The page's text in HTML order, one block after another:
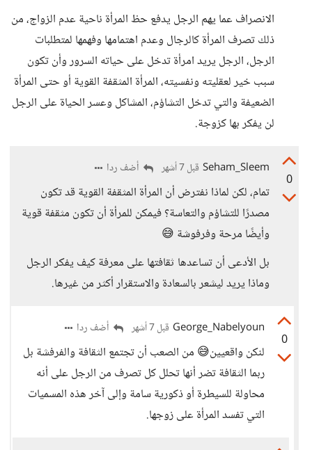
الانصراف عما يهم الرجل يدفع حظ المرأة ناحية عدم الزواج، من
ذلك تصرف المرأة كالرجال وعدم اهتمامها وفهمها لمتطلبات
الرجل، الرجل يريد امرأة تدخل على حياته السرور وأن تكون
سبب خير لعقليته ونفسيته، المرأة المثقفة القوية أو حتى المرأة
الضعيفة والتي تدخل التشاؤم، المشاكل وعسر الحياة على الرجل
لن يفكر بها كزوجة.
0
Seham_Sleem قبل 7 أشهر أضف ردا
تمام، لكن لماذا نفترض أن المرأة المثقفة القوية قد تكون
مصدرًا للتشاؤم والتعاسة؟ فيمكن للمرأة أن تكون مثقفة قوية
وأيضًا مرحة وفرفوشة 😅
بل الأدعى أن تساعدها ثقافتها على معرفة كيف يفكر الرجل
وماذا يريد ليشعر بالسعادة والاستقرار أكثر من غيرها.
0
George_Nabelyoun قبل 7 أشهر أضف ردا
لنكن واقعيين😅 من الصعب أن تجتمع الثقافة والفرفشة بل
ربما الثقافة تضر أنها تحلل كل تصرف من الرجل على أنه
محاولة للسيطرة أو ذكورية سامة وإلى آخر هذه المسميات
التي تفسد المرأة على زوجها.